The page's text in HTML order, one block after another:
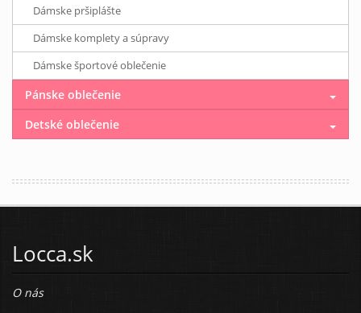
Dámske pršiplášte
Dámske komplety a súpravy
Dámske športové oblečenie
Pánske oblečenie
Detské oblečenie
Locca.sk
O nás